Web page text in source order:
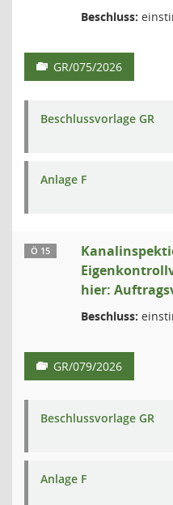
Beschluss:
GR/075/2026
Beschlussvorlage GR
Anlage F
Ö 15
hier:
Beschluss:
GR/079/2026
Beschlussvorlage GR
Anlage F